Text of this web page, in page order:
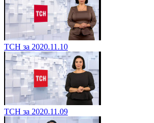
ТСН за 2020.11.10
ТСН за 2020.11.09